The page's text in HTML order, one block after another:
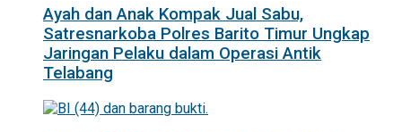
Ayah dan Anak Kompak Jual Sabu,
Satresnarkoba Polres Barito Timur Ungkap
Jaringan Pelaku dalam Operasi Antik
Telabang